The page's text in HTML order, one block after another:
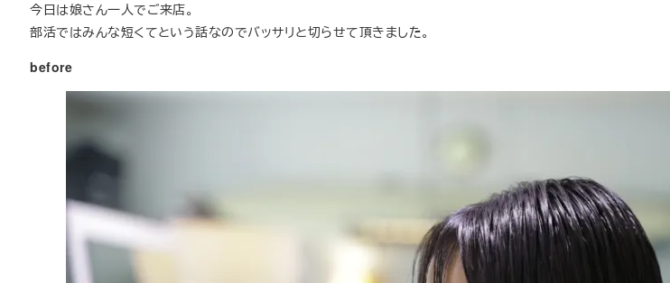
今日は娘さん一人でご来店。
部活ではみんな短くてという話なのでバッサリと切らせて頂きました。
before